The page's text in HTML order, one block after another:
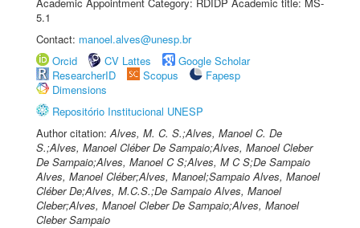
5.1
Contact: manoel.alves@unesp.br
Orcid
CV Lattes
Google Scholar
ResearcherID
Scopus
Fapesp
Dimensions
Repositório Institucional UNESP
Author citation:Alves, M. C. S.;Alves, Manoel C. De
S.;Alves, Manoel Cléber De Sampaio;Alves, Manoel Cleber
De Sampaio;Alves, Manoel C S;Alves, M C S;De Sampaio
Alves, Manoel Cléber;Alves, Manoel;Sampaio Alves, Manoel
Cléber De;Alves, M.C.S.;De Sampaio Alves, Manoel
Cleber;Alves, Manoel Cleber De Sampaio;Alves, Manoel
Cleber Sampaio